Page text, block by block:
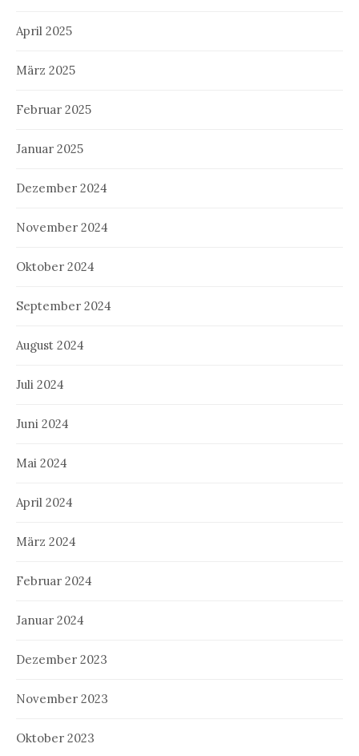
April 2025
März 2025
Februar 2025
Januar 2025
Dezember 2024
November 2024
Oktober 2024
September 2024
August 2024
Juli 2024
Juni 2024
Mai 2024
April 2024
März 2024
Februar 2024
Januar 2024
Dezember 2023
November 2023
Oktober 2023